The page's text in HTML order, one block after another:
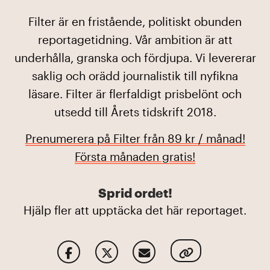
Filter är en fristående, politiskt obunden
reportagetidning. Vår ambition är att
underhålla, granska och fördjupa. Vi levererar
saklig och orädd journalistik till nyfikna
läsare. Filter är flerfaldigt prisbelönt och
utsedd till Årets tidskrift 2018.
Prenumerera på Filter från 89 kr / månad!
Första månaden gratis!
Sprid ordet!
Hjälp fler att upptäcka det här reportaget.